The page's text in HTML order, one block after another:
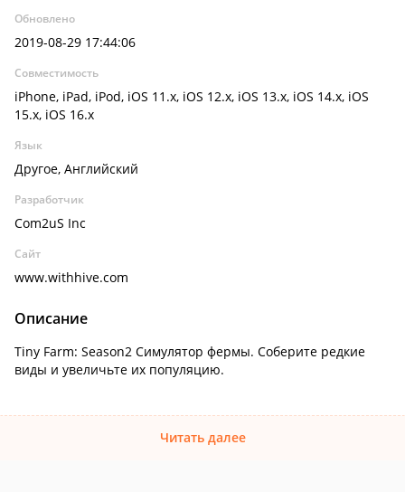
Обновлено
2019-08-29 17:44:06
Совместимость
iPhone, iPad, iPod, iOS 11.x, iOS 12.x, iOS 13.x, iOS 14.x, iOS
15.x, iOS 16.x
Язык
Другое, Английский
Разработчик
Com2uS Inc
Сайт
www.withhive.com
Описание
Tiny Farm: Season2 Симулятор фермы. Соберите редкие
виды и увеличьте их популяцию.
Читать далее